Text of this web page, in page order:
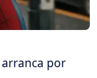
arranca por